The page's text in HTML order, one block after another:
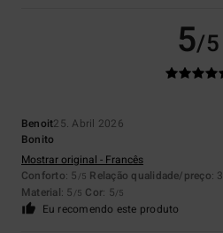
5/5
Benoit25. Abril 2026
Bonito
Mostrar original - Francês
Conforto: 5 /5 Relação qualidade/preço: 3
Material: 5 /5 Cor: 5/5
Eu recomendo este produto